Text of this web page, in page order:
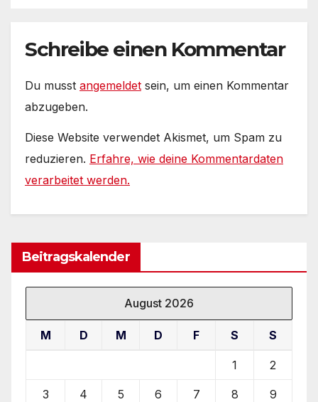
Schreibe einen Kommentar
Du musst angemeldet sein, um einen Kommentar
abzugeben.
Diese Website verwendet Akismet, um Spam zu
reduzieren. Erfahre, wie deine Kommentardaten
verarbeitet werden.
Beitragskalender
August 2026
M D M D F S S
1 2
3 4 5 6 7 8 9